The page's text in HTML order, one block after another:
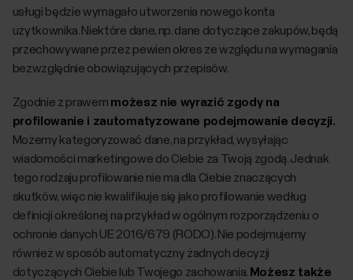
usługi będzie wymagało utworzenia nowego konta
użytkownika. Niektóre dane, np. dane dotyczące zakupów, będą
przechowywane przez pewien okres ze względu na wymagania
bezwzględnie obowiązujących przepisów.
Zgodnie z prawem możesz nie wyrazić zgody na
profilowanie i zautomatyzowane podejmowanie decyzji.
Możemy kategoryzować dane, na przykład, wysyłając
wiadomości marketingowe do Ciebie za Twoją zgodą. Jednak
tego rodzaju profilowanie nie ma dla Ciebie znaczących
skutków, więc nie kwalifikuje się jako profilowanie według
definicji określonej na przykład w ogólnym rozporządzeniu o
ochronie danych UE 2016/679 (RODO). Nie podejmujemy
również w sposób automatyczny żadnych decyzji
dotyczących Ciebie lub Twojego zachowania. Możesz także